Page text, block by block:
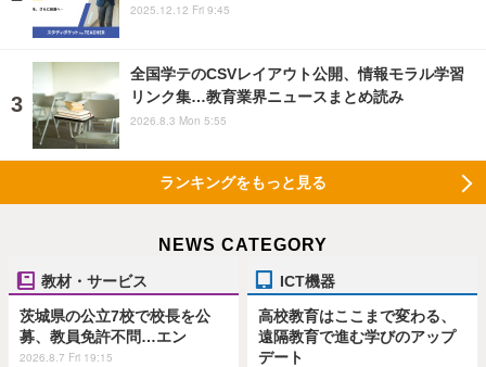
2025.12.12 Fri 9:45
全国学テのCSVレイアウト公開、情報モラル学習
リンク集…教育業界ニュースまとめ読み
2026.8.3 Mon 5:55
ランキングをもっと見る
NEWS CATEGORY
教材・サービス
茨城県の公立7校で校長を公
募、教員免許不問…エン
2026.8.7 Fri 19:15
ICT機器
高校教育はここまで変わる、
遠隔教育で進む学びのアップ
デート